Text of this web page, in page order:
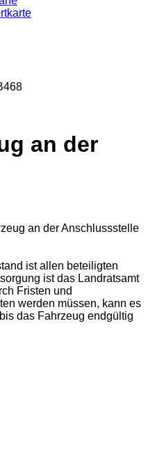
an der
an der Anschlussstelle
ist allen beteiligten
ist das Landratsamt
Fristen und
werden müssen, kann es
das Fahrzeug endgültig